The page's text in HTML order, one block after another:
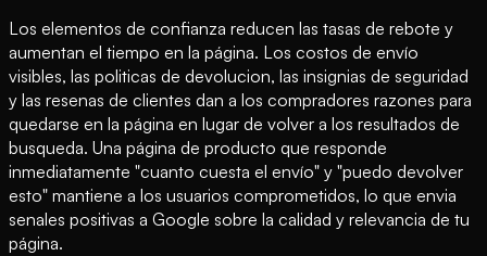
Los elementos de confianza reducen las tasas de rebote y
aumentan el tiempo en la página. Los costos de envío
visibles, las politicas de devolucion, las insignias de seguridad
y las resenas de clientes dan a los compradores razones para
quedarse en la página en lugar de volver a los resultados de
busqueda. Una página de producto que responde
inmediatamente "cuanto cuesta el envío" y "puedo devolver
esto" mantiene a los usuarios comprometidos, lo que envia
senales positivas a Google sobre la calidad y relevancia de tu
página.